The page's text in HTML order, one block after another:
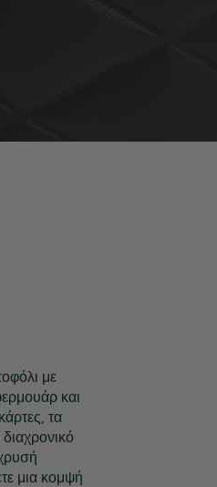
με
και
τα
μια κομψή